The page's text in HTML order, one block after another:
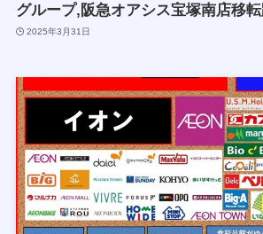
グループ,阪急オアシス宝塚南店移
2025年3月31日